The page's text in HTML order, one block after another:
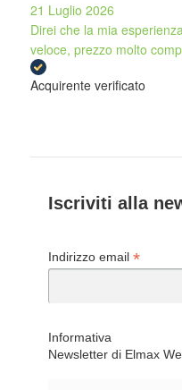
21 Luglio 2026
Direi che la mia
veloce, prezzo molto
Acquirente verificato
Iscriviti alla
Indirizzo email *
Informativa
Newsletter di Elmax